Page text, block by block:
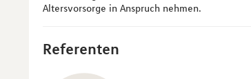
Altersvorsorge in Anspruch nehmen.
Referenten